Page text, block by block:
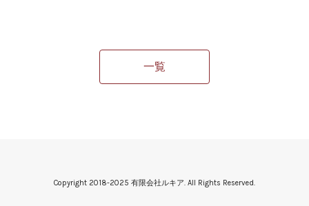
一覧
Copyright 2018-2025 有限会社ルキア. All Rights Reserved.